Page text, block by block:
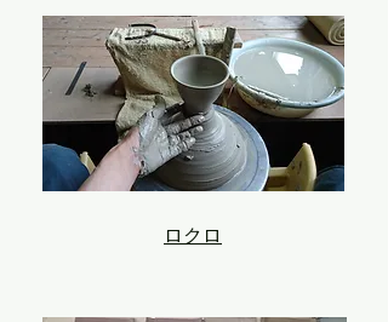
​ロクロ